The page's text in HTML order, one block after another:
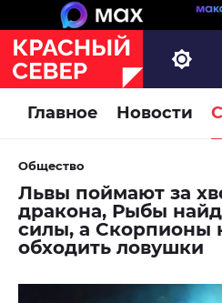
Главное Новости
Общество
Львы поймают за
дракона, Рыбы
силы, а Скорпионы
обходить ловушки